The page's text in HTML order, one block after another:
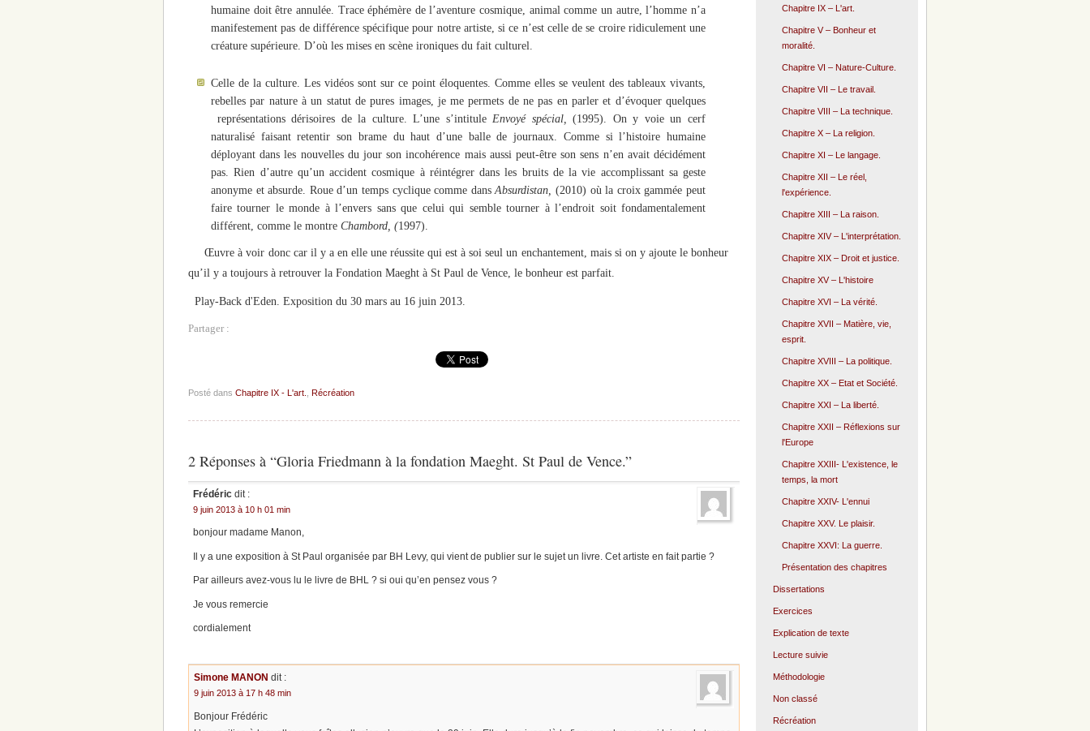
humaine doit être annulée. Trace éphémère de l’aventure cosmique, animal comme un autre, l’homme n’a
manifestement pas de différence spécifique pour notre artiste, si ce n’est celle de se croire ridiculement une
créature supérieure. D’où les mises en scène ironiques du fait culturel.
Celle de la culture. Les vidéos sont sur ce point éloquentes. Comme elles se veulent des tableaux vivants,
rebelles par nature à un statut de pures images, je me permets de ne pas en parler et d’évoquer quelques
représentations dérisoires de la culture. L’une s’intitule Envoyé spécial,(1995). On y voie un cerf
naturalisé faisant retentir son brame du haut d’une balle de journaux. Comme si l’histoire humaine
déployant dans les nouvelles du jour son incohérence mais aussi peut-être son sens n’en avait décidément
pas. Rien d’autre qu’un accident cosmique à réintégrer dans les bruits de la vie accomplissant sa geste
anonyme et absurde. Roue d’un temps cyclique comme dansAbsurdistan,(2010) où la croix gammée peut
faire tourner le monde à l’envers sans que celui qui semble tourner à l’endroit soit fondamentalement
différent, comme le montre Chambord, (1997).
Œuvre à voir donc car il y a en elle une réussite qui est à soi seul un enchantement, mais si on y ajoute le bonheur
qu’il y a toujours à retrouver la Fondation Maeght à St Paul de Vence, le bonheur est parfait.
Play-Back d'Eden. Exposition du 30 mars au 16 juin 2013.
Partager :
Posté dans Chapitre IX - L'art. Récréation
2 Réponses à “Gloria Friedmann à la fondation Maeght. St Paul de Vence.”
Frédéric dit :
9 juin 2013 à 10 h 01 min
bonjour madame Manon,
Il y a une exposition à St Paul organisée par BH Levy, qui vient de publier sur le sujet un livre. Cet artiste en fait partie ?
Par ailleurs avez-vous lu le livre de BHL ? si oui qu’en pensez vous ?
Je vous remercie
cordialement
Simone MANON dit :
9 juin 2013 à 17 h 48 min
Bonjour Frédéric
Chapitre IX – L'art.
Chapitre V – Bonheur et
moralité.
Chapitre VI – Nature-Culture.
Chapitre VII – Le travail.
Chapitre VIII – La technique.
Chapitre X – La religion.
Chapitre XI – Le langage.
Chapitre XII – Le réel,
l'expérience.
Chapitre XIII – La raison.
Chapitre XIV – L'interprétation.
Chapitre XIX – Droit et justice.
Chapitre XV – L'histoire
Chapitre XVI – La vérité.
Chapitre XVII – Matière, vie,
esprit.
Chapitre XVIII – La politique.
Chapitre XX – Etat et Société.
Chapitre XXI – La liberté.
Chapitre XXII – Réflexions sur
l'Europe
Chapitre XXIII- L'existence, le
temps, la mort
Chapitre XXIV- L'ennui
Chapitre XXV. Le plaisir.
Chapitre XXVI: La guerre.
Présentation des chapitres
Dissertations
Exercices
Explication de texte
Lecture suivie
Méthodologie
Non classé
Récréation